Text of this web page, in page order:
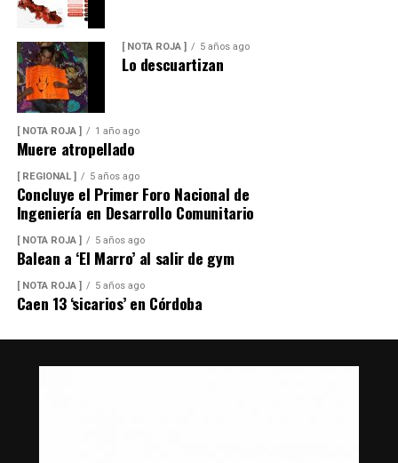
[ NOTA ROJA ] 5 años ago
Lo descuartizan
[ NOTA ROJA ] 1 año ago
Muere atropellado
[ REGIONAL ] 5 años ago
Concluye el Primer Foro Nacional de
Ingeniería en Desarrollo Comunitario
[ NOTA ROJA ] 5 años ago
Balean a ‘El Marro’ al salir de gym
[ NOTA ROJA ] 5 años ago
Caen 13 ‘sicarios’ en Córdoba